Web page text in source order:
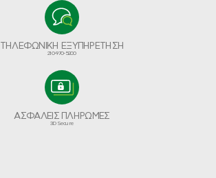
ΤΗΛΕΦΩΝΙΚΗ ΕΞΥΠΗΡΕΤΗΣΗ
210-970-5200
ΑΣΦΑΛΕΙΣ ΠΛΗΡΩΜΕΣ
3D Secure